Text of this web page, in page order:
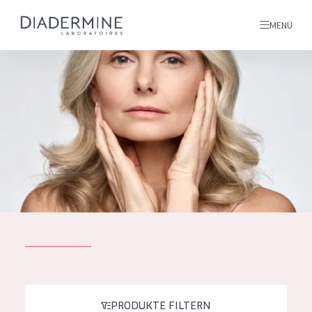
ALLE PRODUKTE
Alle produkte
MENÜ
Startseite
inhaltsstoffe
Über uns
Inspiration
PRODUKTE FILTERN